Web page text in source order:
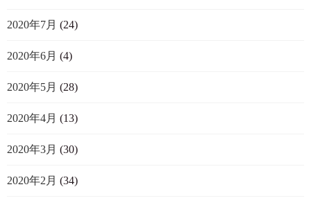
2020年7月 (24)
2020年6月 (4)
2020年5月 (28)
2020年4月 (13)
2020年3月 (30)
2020年2月 (34)